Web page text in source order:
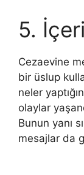
5.
Cezaevine
bir üslup
neler
olaylar
Bunun yanı
mesajlar da